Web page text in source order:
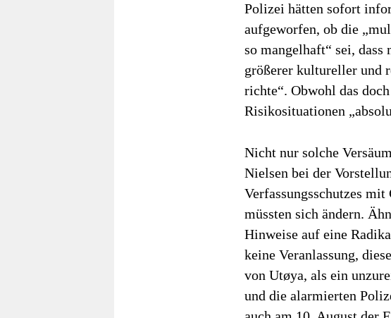
Polizei hätten sofort
aufgeworfen, ob die
so mangelhaft“ sei,
größerer kultureller und
richte“. Obwohl das
Risikosituationen
Nicht nur solche
Nielsen bei der
Verfassungsschutzes
müssten sich ändern.
Hinweise auf eine
keine Veranlassung,
von Utøya, als ein
und die alarmierten